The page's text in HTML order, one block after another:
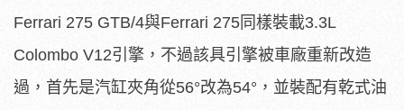
Ferrari 275 GTB/4與Ferrari 275同樣裝載3.3L
Colombo V12引擎，不過該具引擎被車廠重新改造
過，首先是汽缸夾角從56°改為54°，並裝配有乾式油